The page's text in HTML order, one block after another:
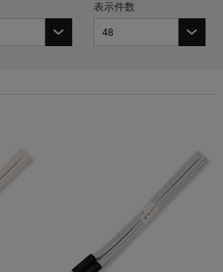
表示件数